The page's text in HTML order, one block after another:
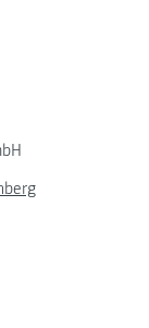
JOANNEUM Logo